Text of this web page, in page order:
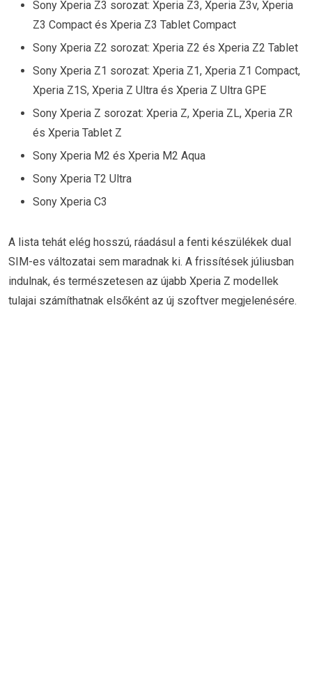
Sony Xperia Z3 sorozat: Xperia Z3, Xperia Z3v, Xperia
Z3 Compact és Xperia Z3 Tablet Compact
Sony Xperia Z2 sorozat: Xperia Z2 és Xperia Z2 Tablet
Sony Xperia Z1 sorozat: Xperia Z1, Xperia Z1 Compact,
Xperia Z1S, Xperia Z Ultra és Xperia Z Ultra GPE
Sony Xperia Z sorozat: Xperia Z, Xperia ZL, Xperia ZR
és Xperia Tablet Z
Sony Xperia M2 és Xperia M2 Aqua
Sony Xperia T2 Ultra
Sony Xperia C3
A lista tehát elég hosszú, ráadásul a fenti készülékek dual
SIM-es változatai sem maradnak ki. A frissítések júliusban
indulnak, és természetesen az újabb Xperia Z modellek
tulajai számíthatnak elsőként az új szoftver megjelenésére.